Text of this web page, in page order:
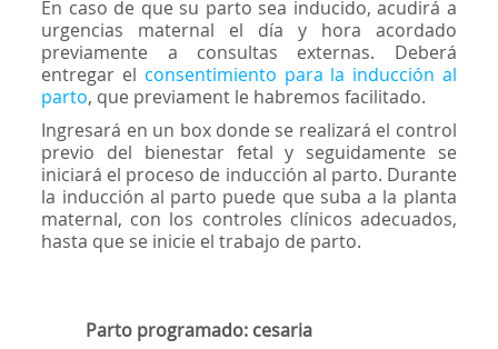
En caso de que su parto sea inducido, acudirá a
urgencias maternal el día y hora acordado
previamente a consultas externas. Deberá
entregar el consentimiento para la inducción al
parto, que previament le habremos facilitado.
Ingresará en un box donde se realizará el control
previo del bienestar fetal y seguidamente se
iniciará el proceso de inducción al parto. Durante
la inducción al parto puede que suba a la planta
maternal, con los controles clínicos adecuados,
hasta que se inicie el trabajo de parto.
Parto programado: cesaria